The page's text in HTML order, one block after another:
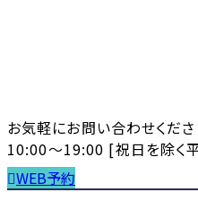
へ
ス
キ
ッ
ョ
ン
に
移
お気軽にお問い合わせくださ
10:00～19:00 [祝日を除く
WEB予約